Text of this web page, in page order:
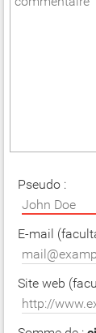
Pseudo :
E-mail
Site web